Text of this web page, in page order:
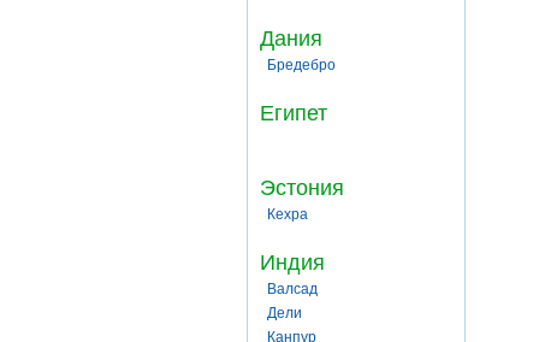
Дания
Бредебро
Египет
Эстония
Кехра
Индия
Валсад
Дели
Канпур